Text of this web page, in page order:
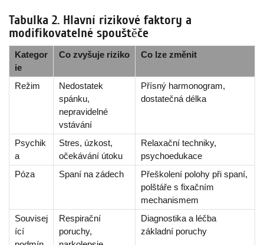
Tabulka 2. Hlavní rizikové faktory a
modifikovatelné spouštěče
Kategor
ie
Co zvyšuje riziko Co lze změnit
Režim
Nedostatek
spánku,
nepravidelné
vstávání
Přísný harmonogram,
dostatečná délka
Psychik
a
Stres, úzkost,
očekávání útoku
Relaxační techniky,
psychoedukace
Póza
Spaní na zádech
Přeškolení polohy při spaní,
polštáře s fixačním
mechanismem
Souvisej
ící
Respirační
poruchy,
Diagnostika a léčba
základní poruchy